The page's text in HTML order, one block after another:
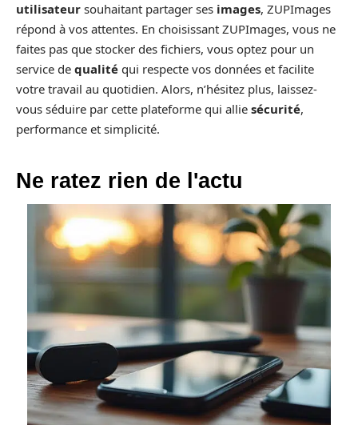
utilisateur souhaitant partager ses images, ZUPImages
répond à vos attentes. En choisissant ZUPImages, vous ne
faites pas que stocker des fichiers, vous optez pour un
service de qualité qui respecte vos données et facilite
votre travail au quotidien. Alors, n’hésitez plus, laissez-
vous séduire par cette plateforme qui allie sécurité,
performance et simplicité.
Ne ratez rien de l'actu